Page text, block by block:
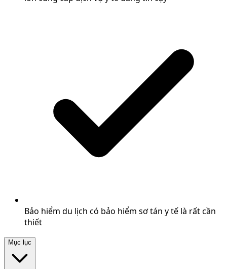
Bảo hiểm du lịch có bảo hiểm sơ tán y tế là rất cần
thiết
Mục lục